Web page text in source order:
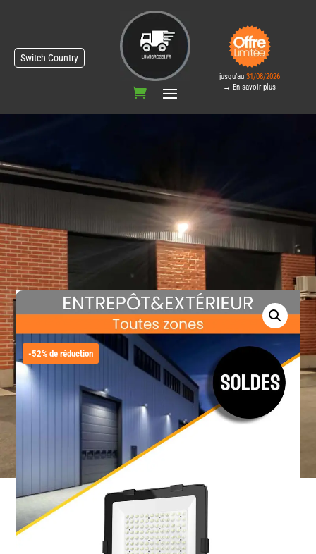
Switch Country
jusqu’au 31/08/2026
→ En savoir plus
-52% de réduction